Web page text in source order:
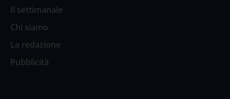
Il settimanale
Chi siamo
La redazione
Pubblicità